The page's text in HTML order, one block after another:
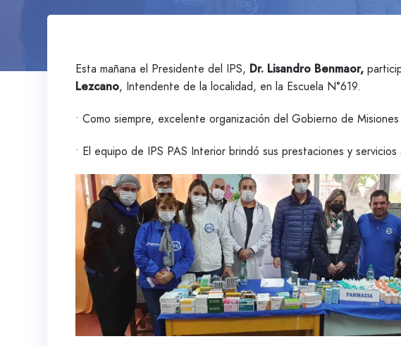
Esta mañana el Presidente del IPS, Dr. Lisandro Benmaor,
Lezcano, Intendente de la localidad, en la Escuela N°619.
• Como siempre, excelente organización del Gobierno de
• El equipo de IPS PAS Interior brindó sus prestaciones y